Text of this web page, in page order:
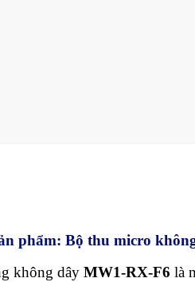
phẩm: Bộ thu micro
không dây MW1-RX-F6 là